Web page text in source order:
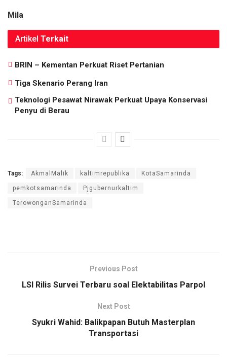
Mila
Artikel Terkait
BRIN – Kementan Perkuat Riset Pertanian
Tiga Skenario Perang Iran
Teknologi Pesawat Nirawak Perkuat Upaya Konservasi
Penyu di Berau
Tags: AkmalMalik kaltimrepublika KotaSamarinda
pemkotsamarinda Pjgubernurkaltim
TerowonganSamarinda
Previous Post
LSI Rilis Survei Terbaru soal Elektabilitas Parpol
Next Post
Syukri Wahid: Balikpapan Butuh Masterplan
Transportasi